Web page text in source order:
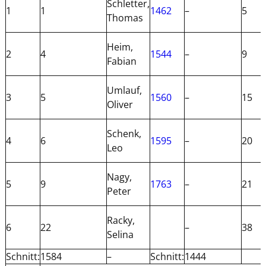
1 1
Schletter,
Thomas
1462 – 5
2 4
Heim,
Fabian
1544 – 9
3 5
Umlauf,
Oliver
1560 – 15
4 6
Schenk,
Leo
1595 – 20
5 9
Nagy,
Peter
1763 – 21
6 22
Racky,
Selina
– 38
Schnitt:1584 – Schnitt:1444